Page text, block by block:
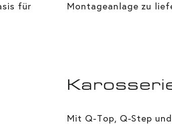
für
Montageanlage zu
Mit Q-Top, Q-Step